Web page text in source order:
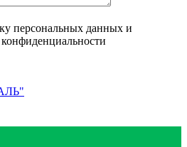
персональных данных и